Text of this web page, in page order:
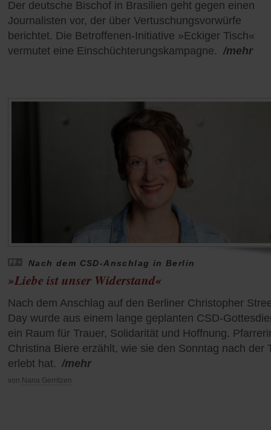
Der deutsche Bischof in Brasilien geht gegen einen
Journalisten vor, der über Vertuschungsvorwürfe
berichtet. Die Betroffenen-Initiative »Eckiger Tisch«
vermutet eine Einschüchterungskampagne. /mehr
Nach dem CSD-Anschlag in Berlin
»Liebe ist unser Widerstand«
Nach dem Anschlag auf den Berliner Christopher
Day wurde aus einem lange geplanten CSD-
ein Raum für Trauer, Solidarität und Hoffnung.
Christina Biere erzählt, wie sie den Sonntag nach der
erlebt hat. /mehr
von Nana Gerritzen